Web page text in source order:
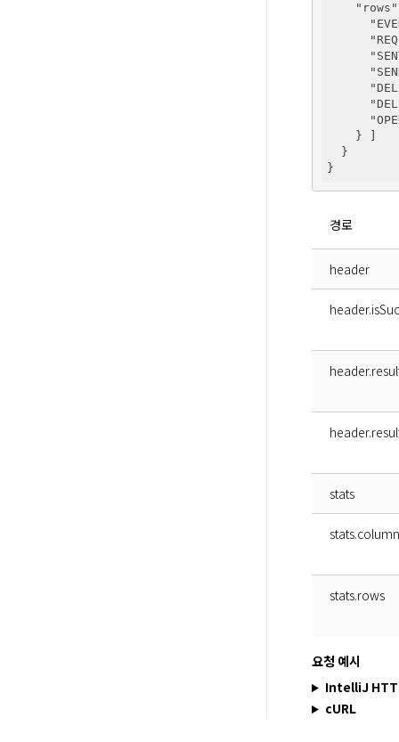
"rows"
    } ]
  }
경로
header
stats
stats.rows
요청 예시
IntelliJ
cURL